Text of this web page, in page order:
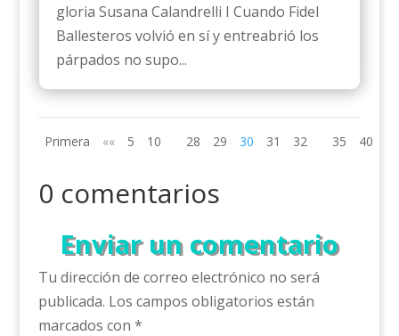
gloria Susana Calandrelli I Cuando Fidel
Ballesteros volvió en sí y entreabrió los
párpados no supo...
Primera «« 5 10 28 29 30 31 32 35 40
0 comentarios
Enviar un comentario
Tu dirección de correo electrónico no será
publicada. Los campos obligatorios están
marcados con *